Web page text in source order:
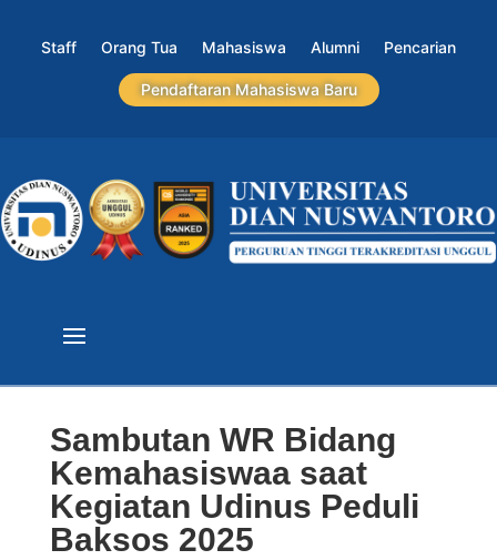
Staff Orang Tua Mahasiswa Alumni Pencarian
Pendaftaran Mahasiswa Baru
Sambutan WR Bidang
Kemahasiswaa saat
Kegiatan Udinus Peduli
Baksos 2025